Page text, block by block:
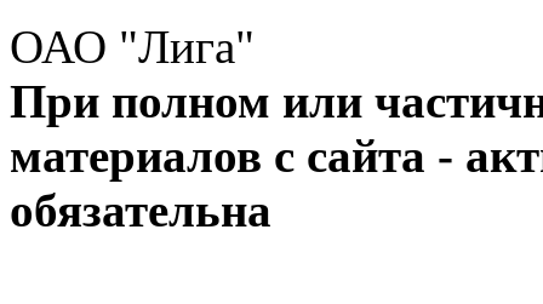
ОАО "Лига"
При полном или
материалов с сайта -
обязательна